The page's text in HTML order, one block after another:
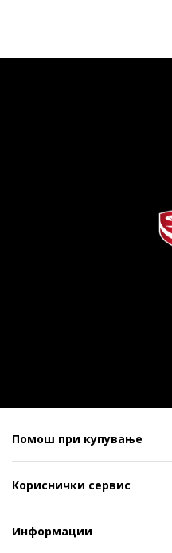
Помош при купување
Кориснички сервис
Информации